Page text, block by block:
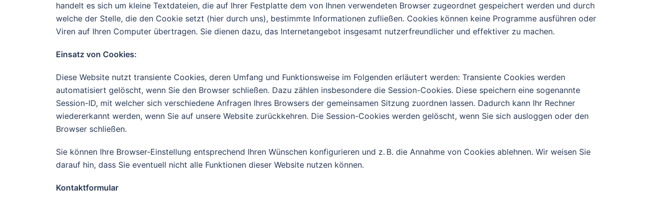
handelt es sich um kleine Textdateien, die auf Ihrer Festplatte dem von Ihnen verwendeten Browser zugeordnet gespeichert werden und durch
welche der Stelle, die den Cookie setzt (hier durch uns), bestimmte Informationen zufließen. Cookies können keine Programme ausführen oder
Viren auf Ihren Computer übertragen. Sie dienen dazu, das Internetangebot insgesamt nutzerfreundlicher und effektiver zu machen.
Einsatz von Cookies:
Diese Website nutzt transiente Cookies, deren Umfang und Funktionsweise im Folgenden erläutert werden: Transiente Cookies werden
automatisiert gelöscht, wenn Sie den Browser schließen. Dazu zählen insbesondere die Session-Cookies. Diese speichern eine sogenannte
Session-ID, mit welcher sich verschiedene Anfragen Ihres Browsers der gemeinsamen Sitzung zuordnen lassen. Dadurch kann Ihr Rechner
wiedererkannt werden, wenn Sie auf unsere Website zurückkehren. Die Session-Cookies werden gelöscht, wenn Sie sich ausloggen oder den
Browser schließen.
Sie können Ihre Browser-Einstellung entsprechend Ihren Wünschen konfigurieren und z. B. die Annahme von Cookies ablehnen. Wir weisen Sie
darauf hin, dass Sie eventuell nicht alle Funktionen dieser Website nutzen können.
Kontaktformular